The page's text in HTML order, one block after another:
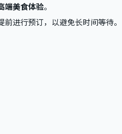
端美食体验。
进行预订，以避免长时间等待。